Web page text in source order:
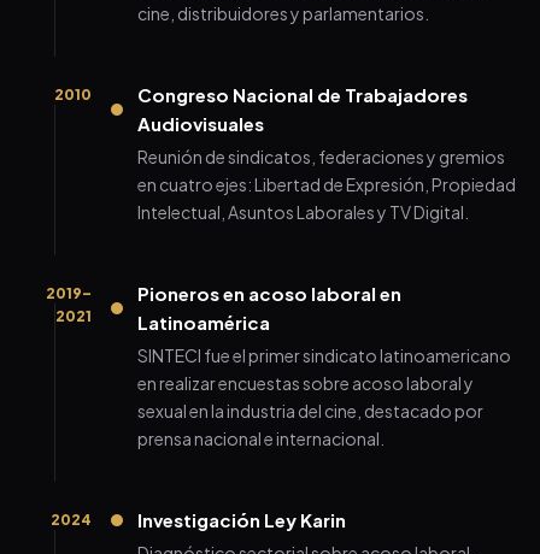
cine, distribuidores y parlamentarios.
2010
Congreso Nacional de Trabajadores
Audiovisuales
Reunión de sindicatos, federaciones y gremios
en cuatro ejes: Libertad de Expresión, Propiedad
Intelectual, Asuntos Laborales y TV Digital.
2019–
2021
Pioneros en acoso laboral en
Latinoamérica
SINTECI fue el primer sindicato latinoamericano
en realizar encuestas sobre acoso laboral y
sexual en la industria del cine, destacado por
prensa nacional e internacional.
2024 Investigación Ley Karin